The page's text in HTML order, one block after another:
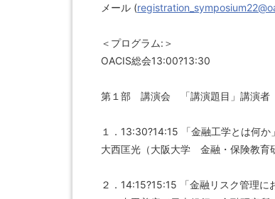
メール (
＜プログラム:＞
OACIS総会13:00?13:30
第１部 講演会 「講演題目」講演者
１．13:30?14:15 「金融工学とは何か」
大西匡光（大阪大学 金融・保険教育
２．14:15?15:15 「金融リスク管理に